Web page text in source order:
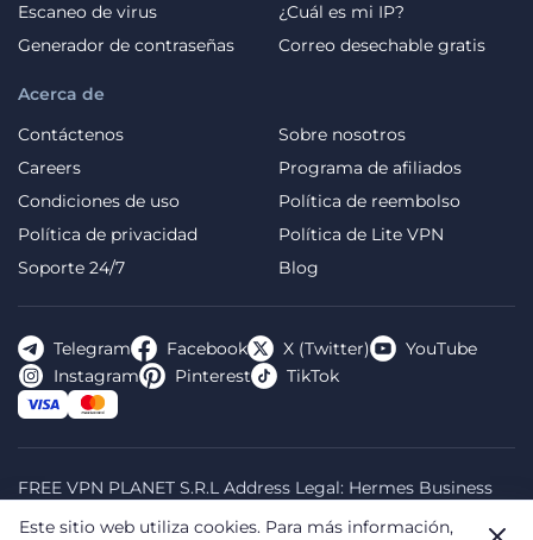
Acerca de
Contáctenos
Sobre nosotros
Careers
Programa de afiliados
Condiciones de uso
Política de reembolso
Política de privacidad
Política de Lite VPN
Soporte 24/7
Blog
Escaneo de virus
¿Cuál es mi IP?
Generador de contraseñas
Correo desechable gratis
Telegram Facebook X (Twitter)
YouTube
Instagram
Pinterest TikTok
FREE VPN PLANET S.R.L Address Legal: Hermes Business
Bucharest, Romania, 020335. Reg.N, 44667783
Este sitio web utiliza cookies. Para más información,